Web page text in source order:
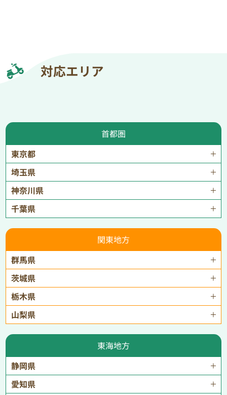
対応エリア
首都圏
東京都
埼玉県
神奈川県
千葉県
関東地方
群馬県
茨城県
栃木県
山梨県
東海地方
静岡県
愛知県